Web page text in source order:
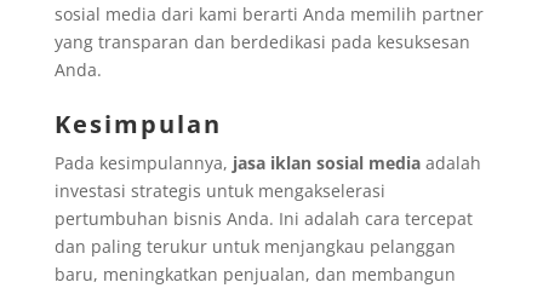
sosial media dari kami berarti Anda memilih partner
yang transparan dan berdedikasi pada kesuksesan
Anda.
Kesimpulan
Pada kesimpulannya, jasa iklan sosial mediaadalah
investasi strategis untuk mengakselerasi
pertumbuhan bisnis Anda. Ini adalah cara tercepat
dan paling terukur untuk menjangkau pelanggan
baru, meningkatkan penjualan, dan membangun